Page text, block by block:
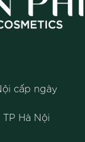
cấp ngày
Hà Nội